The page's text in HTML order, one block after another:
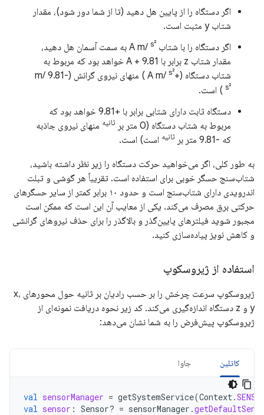
اگر دستگاه را از پایین هل دهید (تا از شما دور شود)، مقدار
شتاب y مثبت است.
اگر دستگاه را با شتاب A m/ s²
به سمت آسمان هل دهید،
مقدار شتاب z برابر با A + 9.81 خواهد بود که مربوط به
شتاب دستگاه (+A m/s² ) منهای نیروی گرانش (-9.81 m/
s² ) است.
دستگاه ثابت دارای شتابی برابر با +9.81 خواهد بود که
مربوط به شتاب دستگاه (0 متر بر
ثانیه منهای نیروی جاذبه
که -9.81 متر بر
ثانیه است) است.
به طور کلی، اگر می‌خواهید حرکت دستگاه را زیر نظر داشته باشید،
شتاب‌سنج حسگر خوبی برای استفاده است. تقریباً هر گوشی و تبلت
اندرویدی دارای شتاب‌سنج است و حدود ۱۰ برابر کمتر از سایر حسگرهای
حرکتی برق مصرف می‌کند. یکی از معایب آن این است که ممکن است
مجبور شوید فیلترهای پایین‌گذر و بالاگذر را برای حذف نیروهای گرانشی
و کاهش نویز پیاده‌سازی کنید.
استفاده از ژیروسکوپ
ژیروسکوپ سرعت چرخش را بر حسب رادیان بر ثانیه حول محورهای x،
y و z دستگاه اندازه‌گیری می‌کند. کد زیر نحوه دریافت نمونه‌ای از
ژیروسکوپ پیش‌فرض را به شما نشان می‌دهد:
کاتلین جاوا
val sensorManager = getSystemService(Context .
val sensor : Sensor? = sensorManager .